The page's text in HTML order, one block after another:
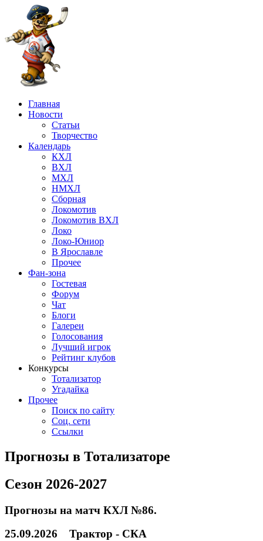
Главная
Новости
Статьи
Творчество
Календарь
КХЛ
ВХЛ
МХЛ
НМХЛ
Сборная
Локомотив
Локомотив ВХЛ
Локо
Локо-Юниор
В Ярославле
Прочее
Фан-зона
Гостевая
Форум
Чат
Блоги
Галереи
Голосования
Лучший игрок
Рейтинг клубов
Конкурсы
Тотализатор
Угадайка
Прочее
Поиск по сайту
Соц. сети
Ссылки
Прогнозы в Тотализаторе
Сезон 2026-2027
Прогнозы на матч КХЛ №86.
25.09.2026 Трактор - СКА